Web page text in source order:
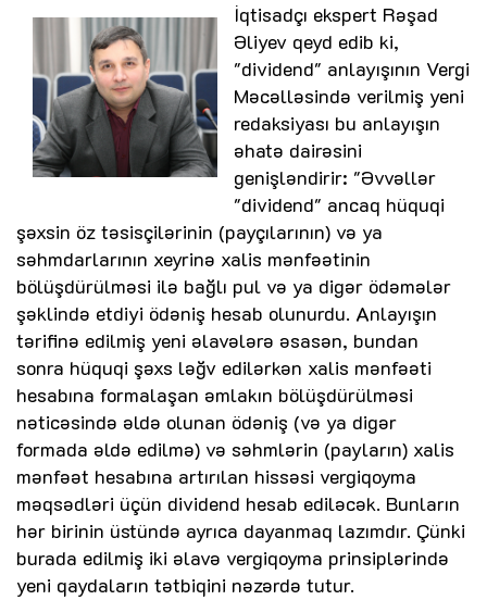
İqtisadçı ekspert Rəşad
Əliyev qeyd edib ki,
"dividend" anlayışının Vergi
Məcəlləsində verilmiş yeni
redaksiyası bu anlayışın
əhatə dairəsini
genişləndirir: "Əvvəllər
"dividend" ancaq hüquqi
şəxsin öz təsisçilərinin (payçılarının) və ya
səhmdarlarının xeyrinə xalis mənfəətinin
bölüşdürülməsi ilə bağlı pul və ya digər ödəmələr
şəklində etdiyi ödəniş hesab olunurdu. Anlayışın
tərifinə edilmiş yeni əlavələrə əsasən, bundan
sonra hüquqi şəxs ləğv edilərkən xalis mənfəəti
hesabına formalaşan əmlakın bölüşdürülməsi
nəticəsində əldə olunan ödəniş (və ya digər
formada əldə edilmə) və səhmlərin (payların) xalis
mənfəət hesabına artırılan hissəsi vergiqoyma
məqsədləri üçün dividend hesab ediləcək. Bunların
hər birinin üstündə ayrıca dayanmaq lazımdır. Çünki
burada edilmiş iki əlavə vergiqoyma prinsiplərində
yeni qaydaların tətbiqini nəzərdə tutur.